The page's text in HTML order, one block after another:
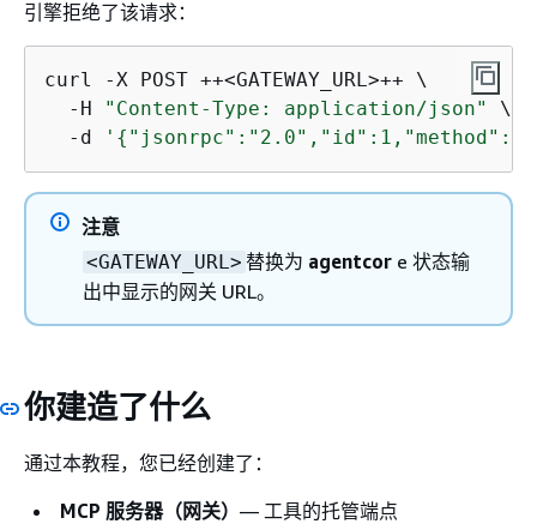
引擎拒绝了该请求：
curl -X POST ++<GATEWAY_URL>++ \
  -H
"Content-Type: application/json"
\
  -d
' {
注意
<GATEWAY_URL> 替换为 agentcor e 状态输
出中显示的网关 URL。
你建造了什么
通过本教程，您已经创建了：
MCP 服务器（网关） — 工具的托管端点